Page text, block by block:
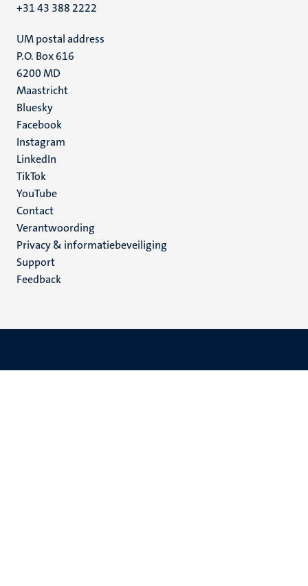
+31 43 388 2222
UM postal address
P.O. Box 616
6200 MD
Maastricht
Social
media
Bluesky
Facebook
Instagram
LinkedIn
TikTok
YouTube
Menu
footer
(NL)
Contact
Verantwoording
Privacy & informatiebeveiliging
Support
Feedback